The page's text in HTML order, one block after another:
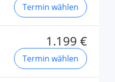
Termin wählen
1.199 €
Termin wählen